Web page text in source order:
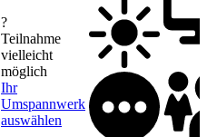
?
Teilnahme
vielleicht
möglich
Ihr
Umspannwerk
auswählen